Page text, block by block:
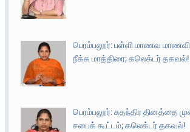
பெரம்பலூர்: பள்ளி மாணவ
நீக்க மாத்திரை; கலெக்டர் தகவல்!
பெரம்பலூர்: சுதந்திர தினத்தை
சபைக் கூட்டம்; கலெக்டர் தகவல்!